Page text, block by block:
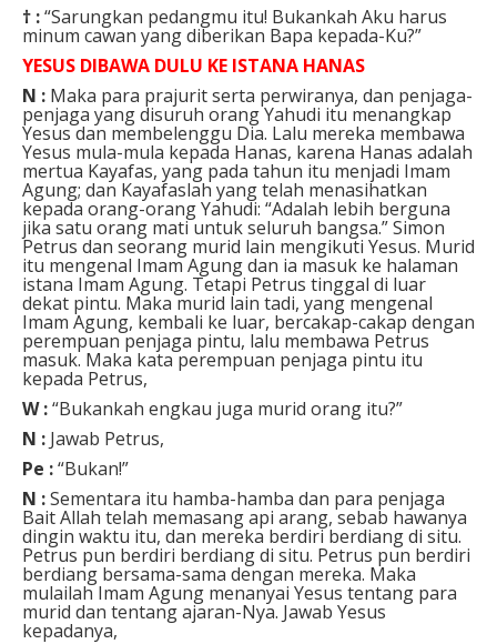
† :“Sarungkan pedangmu itu! Bukankah Aku harus
minum cawan yang diberikan Bapa kepada-Ku?”
YESUS DIBAWA DULU KE ISTANA HANAS
N : Maka para prajurit serta perwiranya, dan penjaga-
penjaga yang disuruh orang Yahudi itu menangkap
Yesus dan membelenggu Dia. Lalu mereka membawa
Yesus mula-mula kepada Hanas, karena Hanas adalah
mertua Kayafas, yang pada tahun itu menjadi Imam
Agung; dan Kayafaslah yang telah menasihatkan
kepada orang-orang Yahudi: “Adalah lebih berguna
jika satu orang mati untuk seluruh bangsa.” Simon
Petrus dan seorang murid lain mengikuti Yesus. Murid
itu mengenal Imam Agung dan ia masuk ke halaman
istana Imam Agung. Tetapi Petrus tinggal di luar
dekat pintu. Maka murid lain tadi, yang mengenal
Imam Agung, kembali ke luar, bercakap-cakap dengan
perempuan penjaga pintu, lalu membawa Petrus
masuk. Maka kata perempuan penjaga pintu itu
kepada Petrus,
W :“Bukankah engkau juga murid orang itu?”
N : Jawab Petrus,
Pe :“Bukan!”
N :Sementara itu hamba-hamba dan para penjaga
Bait Allah telah memasang api arang, sebab hawanya
dingin waktu itu, dan mereka berdiri berdiang di situ.
Petrus pun berdiri berdiang di situ. Petrus pun berdiri
berdiang bersama-sama dengan mereka. Maka
mulailah Imam Agung menanyai Yesus tentang para
murid dan tentang ajaran-Nya. Jawab Yesus
kepadanya,